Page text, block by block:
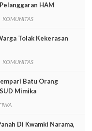
HAM
KOMUNITAS
Tolak Kekerasan
KOMUNITAS
Batu Orang
Mimika
Di Kwamki Narama,